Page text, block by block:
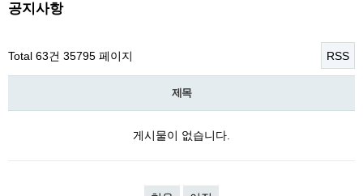
공지사항
Total 63건 35795 페이지 RSS
제목
게시물이 없습니다.